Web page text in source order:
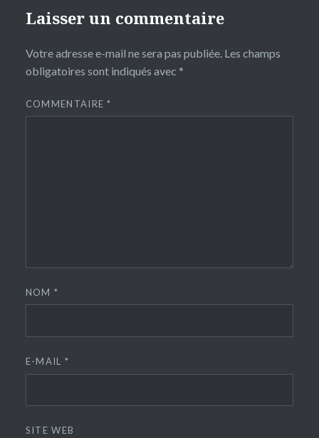
Laisser un commentaire
Votre adresse e-mail ne sera pas publiée. Les champs
obligatoires sont indiqués avec *
COMMENTAIRE*
NOM*
E-MAIL *
SITE WEB